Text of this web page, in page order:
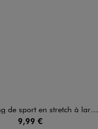
en stretch à large ceinture élastique fille
9,99 €